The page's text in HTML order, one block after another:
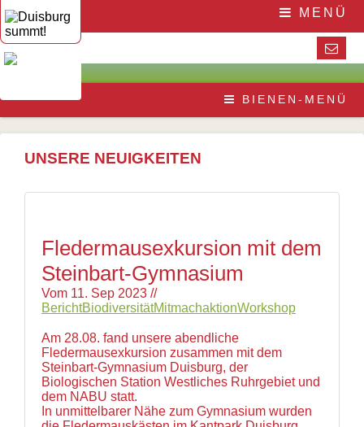
Die
Initiative
Aktuelles
Veranstaltungen
MENÜ
BIENEN-MENÜ
Bestäubungsfunktion
Bienensterben
More
honey
Stadtimkerei
Literatur
Wildbienen
Wildbienenarten
Gefährdung
Literatur
UNSERE NEUIGKEITEN
Fledermausexkursion mit dem
Steinbart-Gymnasium
Vom 11. Sep 2023 //
BerichtBiodiversitätMitmachaktionWorkshop
Am 28.08. fand unsere abendliche
Fledermausexkursion zusammen mit dem
Steinbart-Gymnasium Duisburg, der
Biologischen Station Westliches Ruhrgebiet und
dem NABU statt.
In unmittelbarer Nähe zum Gymnasium wurden